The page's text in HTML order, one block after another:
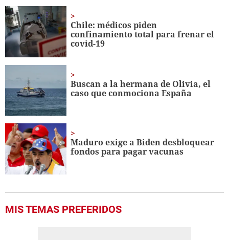
1
minute,
41
seconds
Chile: médicos piden
confinamiento total para frenar el
covid-19
Buscan a la hermana de Olivia, el
caso que conmociona España
Maduro exige a Biden desbloquear
fondos para pagar vacunas
MIS TEMAS PREFERIDOS